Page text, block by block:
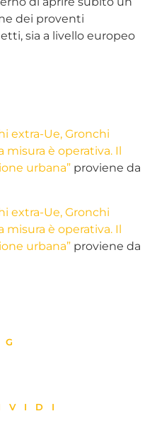
dei proventi
sia a livello europeo
extra-Ue, Gronchi
misura è operativa. Il
urbana”proviene da
extra-Ue, Gronchi
misura è operativa. Il
urbana”proviene da